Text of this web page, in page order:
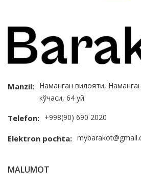
Manzil: Наманган вилояти,
кўчаси, 64 уй
Telefon: +998(90) 690 2020
Elektron pochta:
MALUMOT